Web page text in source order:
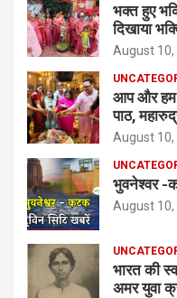
भक्त हुए
दिखाया
August 10,
आप और हम
पाठ,
August 10,
भुवनेश्वर -
August 10,
भारत की
अमर युवा